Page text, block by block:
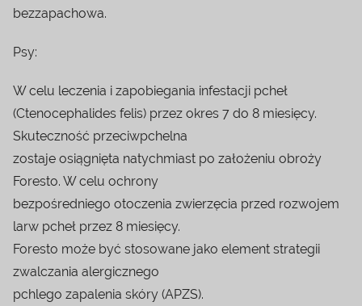
bezzapachowa.
Psy:
W celu leczenia i zapobiegania infestacji pcheł
(Ctenocephalides felis) przez okres 7 do 8 miesięcy.
Skuteczność przeciwpchelna
zostaje osiągnięta natychmiast po założeniu obroży
Foresto. W celu ochrony
bezpośredniego otoczenia zwierzęcia przed rozwojem
larw pcheł przez 8 miesięcy.
Foresto może być stosowane jako element strategii
zwalczania alergicznego
pchlego zapalenia skóry (APZS).